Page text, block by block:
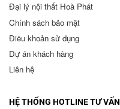
Đại lý nội thất Hoà Phát
Chính sách bảo mật
Điều khoản sử dụng
Dự án khách hàng
Liên hệ
HỆ THỐNG HOTLINE TƯ VẤN